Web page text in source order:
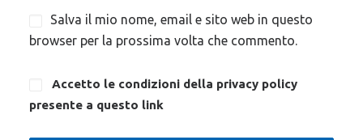
Salva il mio nome, email e sito web in questo
browser per la prossima volta che commento.
Accetto le condizioni della privacy policy
presente a questo link